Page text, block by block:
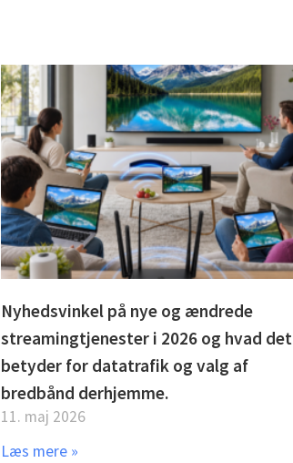
Nyhedsvinkel på nye og ændrede
streamingtjenester i 2026 og hvad det
betyder for datatrafik og valg af
bredbånd derhjemme.
11. maj 2026
Læs mere »